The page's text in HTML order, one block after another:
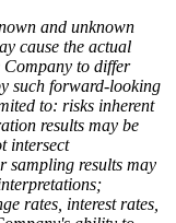
and unknown
cause the actual
Company to differ
such forward-looking
to: risks inherent
results may be
intersect
sampling results may
rates, interest rates,